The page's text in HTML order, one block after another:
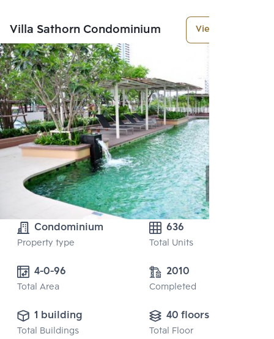
Villa Sathorn Condominium View More
Condominium
Property type
636
Total Units
4-0-96
Total Area
2010
Completed
1 building
Total Buildings
40 floors
Total Floor